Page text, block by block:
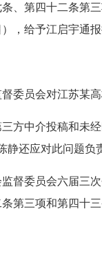
、第四十二条第
），给予江启宇通报
员会对江苏某高
中介投稿和未经
静还应对此问题负
委员会六届三次
第三项和第四十